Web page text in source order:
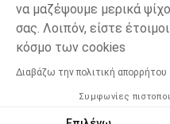
να μαζέψουμε μερικά
σας. Λοιπόν, είστε
κόσμο των cookies
Διαβάζω την πολιτική απορρήτου
Συμφωνίες
Εκρού
Δυνατότητα
ΠΡΟΣΘΉΚΗ
H Orchestra συμμετέχει στον
μεσολάβησης της Γαλλικής